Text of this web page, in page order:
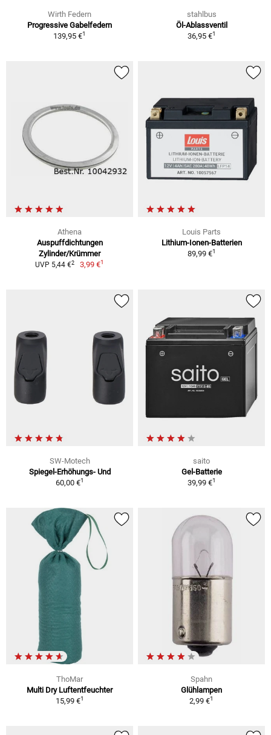
Wirth Federn
Progressive Gabelfedern
139,95 €1
stahlbus
Öl-Ablassventil
36,95 €1
Athena
Auspuffdichtungen
Zylinder/Krümmer
UVP 5,44 €2 3,99 €1
Louis Parts
Lithium-Ionen-Batterien
89,99 €1
SW-Motech
Spiegel-Erhöhungs- Und
60,00 €1
saito
Gel-Batterie
39,99 €1
ThoMar
Multi Dry Luftentfeuchter
15,99 €1
Spahn
Glühlampen
2,99 €1